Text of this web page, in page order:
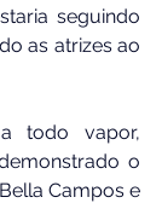
seguindo
as atrizes ao
todo vapor,
o
Campos e